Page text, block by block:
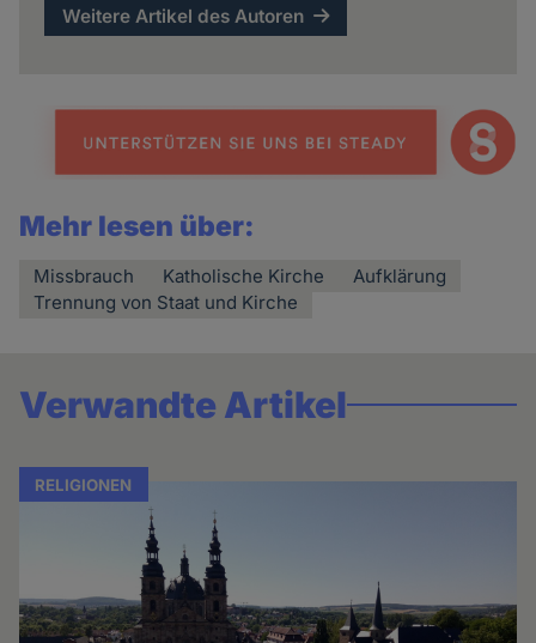
Weitere Artikel des Autoren
Mehr lesen über:
Missbrauch Katholische Kirche
Aufklärung
Trennung von Staat und Kirche
Verwandte Artikel
RELIGIONEN